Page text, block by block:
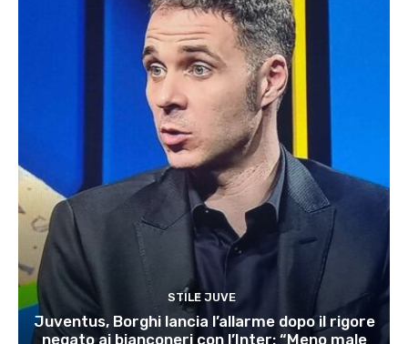
STILE JUVE
Juventus, Borghi lancia l’allarme dopo il rigore
negato ai bianconeri con l’Inter: “Meno male